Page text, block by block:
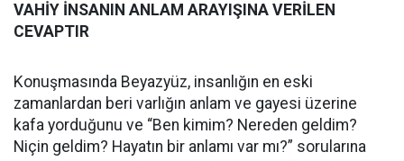
VAHİY İNSANIN ANLAM ARAYIŞINA VERİLEN
CEVAPTIR
Konuşmasında Beyazyüz, insanlığın en eski
zamanlardan beri varlığın anlam ve gayesi üzerine
kafa yorduğunu ve “Ben kimim? Nereden geldim?
Niçin geldim? Hayatın bir anlamı var mı?” sorularına